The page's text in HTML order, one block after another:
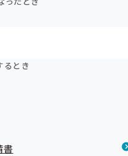
るとき
書
施計画（データヘルス計画）
険料率の引き下げにつながりま
つけ医について
薬品）実績リスト
療をするとき
たとき
）のかかりかた
ャラクターが誕生しました！
連携協定